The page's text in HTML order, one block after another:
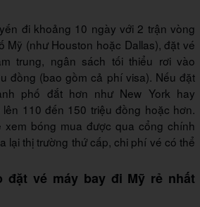
đi khoảng 10 ngày với 2 trận vòng
Mỹ (như Houston hoặc Dallas), đặt vé
trung, ngân sách tối thiểu rơi vào
đồng (bao gồm cả phí visa). Nếu đặt
phố đắt hơn như New York hay
110 đến 150 triệu đồng hoặc hơn.
bóng mua được qua cổng chính
lại thị trường thứ cấp, chi phí vé có thể
đặt vé máy bay đi Mỹ rẻ nhất